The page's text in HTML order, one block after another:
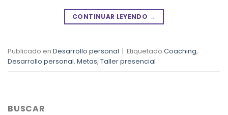
CONTINUAR LEYENDO →
Publicado en Desarrollo personal | Etiquetado Coaching,
Desarrollo personal, Metas, Taller presencial
BUSCAR